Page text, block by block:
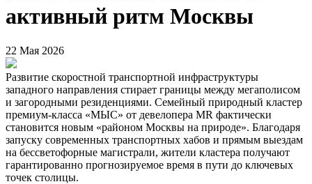
активный ритм Москвы
22 Мая 2026
Развитие скоростной транспортной инфраструктуры
западного направления стирает границы между мегаполисом
и загородными резиденциями. Семейный природный кластер
премиум-класса «МЫС» от девелопера MR фактически
становится новым «районом Москвы на природе». Благодаря
запуску современных транспортных хабов и прямым выездам
на бессветофорные магистрали, жители кластера получают
гарантированно прогнозируемое время в пути до ключевых
точек столицы.